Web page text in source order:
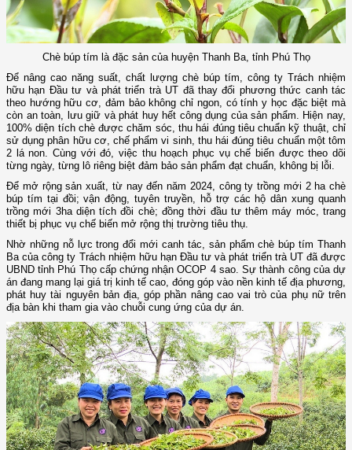
Chè búp tím là đặc sản của huyện Thanh Ba, tỉnh Phú Thọ
Để nâng cao năng suất, chất lượng chè búp tím, công ty Trách nhiệm
hữu hạn Đầu tư và phát triển trà UT đã thay đổi phương thức canh tác
theo hướng hữu cơ, đảm bảo không chỉ ngon, có tính y học đặc biệt mà
còn an toàn, lưu giữ và phát huy hết công dụng của sản phẩm. Hiện nay,
100% diện tích chè được chăm sóc, thu hái đúng tiêu chuẩn kỹ thuật, chỉ
sử dụng phân hữu cơ, chế phẩm vi sinh, thu hái đúng tiêu chuẩn một tôm
2 lá non. Cùng với đó, việc thu hoạch phục vụ chế biến được theo dõi
từng ngày, từng lô riêng biệt đảm bảo sản phẩm đạt chuẩn, không bị lỗi.
Để mở rộng sản xuất, từ nay đến năm 2024, công ty trồng mới 2 ha chè
búp tím tại đồi; vận động, tuyên truyền, hỗ trợ các hộ dân xung quanh
trồng mới 3ha diện tích đồi chè; đồng thời đầu tư thêm máy móc, trang
thiết bị phục vụ chế biến mở rộng thị trường tiêu thụ.
Nhờ những nỗ lực trong đổi mới canh tác, sản phẩm chè búp tím Thanh
Ba của công ty Trách nhiệm hữu hạn Đầu tư và phát triển trà UT đã được
UBND tỉnh Phú Thọ cấp chứng nhận OCOP 4 sao. Sự thành công của dự
án đang mang lại giá trị kinh tế cao, đóng góp vào nền kinh tế địa phương,
phát huy tài nguyên bản địa, góp phần nâng cao vai trò của phụ nữ trên
địa bàn khi tham gia vào chuỗi cung ứng của dự án.